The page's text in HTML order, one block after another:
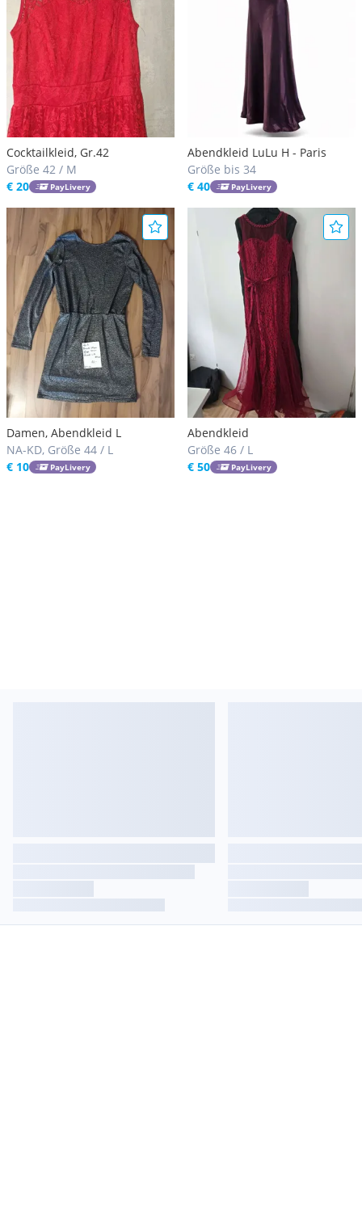
Cocktailkleid, Gr.42
Größe 42 / M
€ 20
PayLivery
Abendkleid LuLu H - Paris
Größe bis 34
€ 40
PayLivery
Damen, Abendkleid L
NA-KD, Größe 44 / L
€ 10
PayLivery
Abendkleid
Größe 46 / L
€ 50
PayLivery